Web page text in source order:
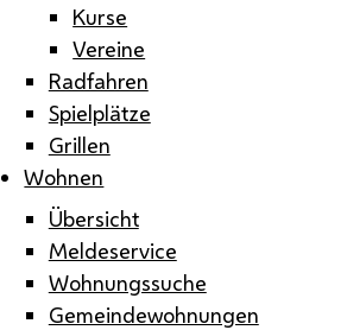
Kurse
Vereine
Radfahren
Spielplätze
Grillen
Wohnen
Übersicht
Meldeservice
Wohnungssuche
Gemeindewohnungen